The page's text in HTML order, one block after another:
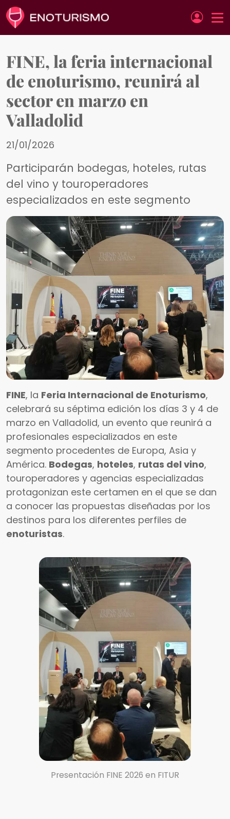
Pasar al contenido principal
FINE, la feria internacional
de enoturismo, reunirá al
sector en marzo en
Valladolid
21/01/2026
Participarán bodegas, hoteles, rutas
del vino y touroperadores
especializados en este segmento
FINE, la Feria Internacional de Enoturismo,
celebrará su séptima edición los días 3 y 4 de
marzo en Valladolid, un evento que reunirá a
profesionales especializados en este
segmento procedentes de Europa, Asia y
América. Bodegas, hoteles, rutas del vino,
touroperadores y agencias especializadas
protagonizan este certamen en el que se dan
a conocer las propuestas diseñadas por los
destinos para los diferentes perfiles de
enoturistas.
Presentación FINE 2026 en FITUR